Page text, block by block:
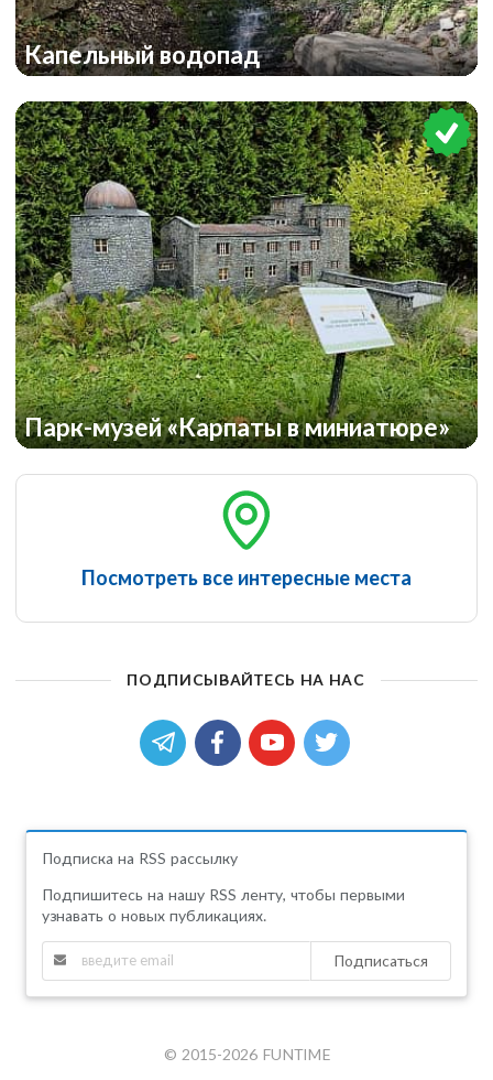
Капельный водопад
Парк-музей «Карпаты в миниатюре»
Посмотреть все интересные места
ПОДПИСЫВАЙТЕСЬ НА НАС
Подписка на RSS рассылку
Подпишитесь на нашу RSS ленту, чтобы первыми
узнавать о новых публикациях.
Подписаться
© 2015-2026 FUNTIME